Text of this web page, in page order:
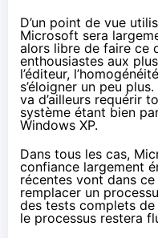
D’un point de vue
Microsoft sera
alors libre de faire ce
enthousiastes aux
l’éditeur,
s’éloigner un peu
va d’ailleurs requérir
système étant bien
Windows XP.
Dans tous les cas,
confiance largement
récentes vont dans
remplacer un
des tests complets de
le processus restera